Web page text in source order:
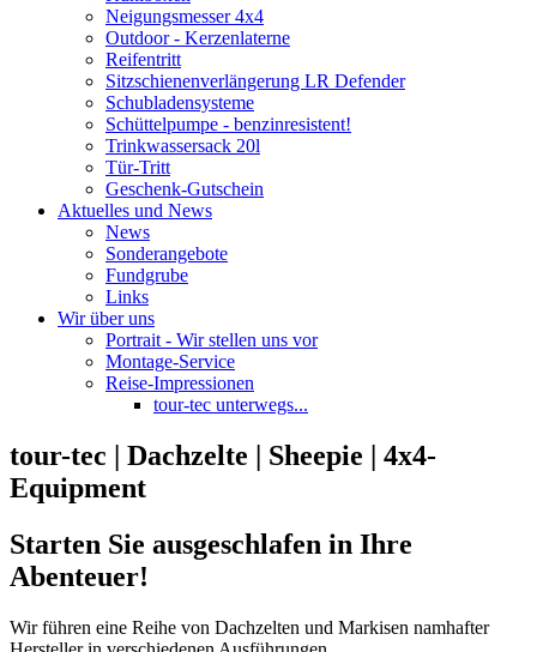
Neigungsmesser 4x4
Outdoor - Kerzenlaterne
Reifentritt
Sitzschienenverlängerung LR Defender
Schubladensysteme
Schüttelpumpe - benzinresistent!
Trinkwassersack 20l
Tür-Tritt
Geschenk-Gutschein
Aktuelles und News
News
Sonderangebote
Fundgrube
Links
Wir über uns
Portrait - Wir stellen uns vor
Montage-Service
Reise-Impressionen
tour-tec unterwegs...
tour-tec | Dachzelte | Sheepie | 4x4-
Equipment
Starten Sie ausgeschlafen in Ihre
Abenteuer!
Wir führen eine Reihe von Dachzelten und Markisen namhafter